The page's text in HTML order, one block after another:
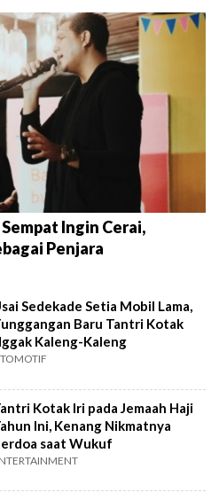
Ingin Cerai,
Penjara
Sedekade Setia Mobil Lama,
Baru Tantri Kotak
Kaleng-Kaleng
Kotak Iri pada Jemaah Haji
Ini, Kenang Nikmatnya
saat Wukuf